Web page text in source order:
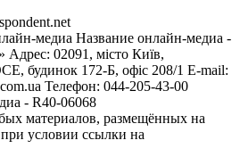
медиа Название онлайн-медиа -
Адрес: 02091, місто Київ,
будинок 172-Б, офіс 208/1 E-mail:
Телефон: 044-205-43-00
- R40-06068
материалов, размещённых на
при условии ссылки на